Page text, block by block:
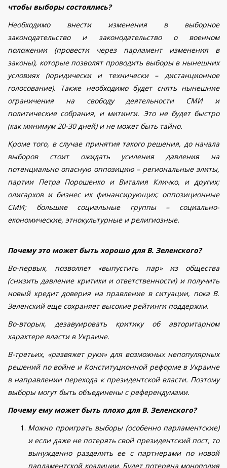
чтобы выборы состоялись?
Необходимо внести изменения в выборное
законодательство и законодательство о военном
положении (провести через парламент изменения в
законы), которые позволят проводить выборы в нынешних
условиях (юридически и технически – дистанционное
голосование). Также необходимо будет снять нынешние
ограничения на свободу деятельности СМИ и
политические собрания, и митинги. Это не будет быстро
(как минимум 20-30 дней) и не может быть тайно.
Кроме того, в случае принятия такого решения, до начала
выборов стоит ожидать усиления давления на
потенциально опасную оппозицию – региональные элиты,
партии Петра Порошенко и Виталия Кличко, и других;
олигархов и бизнес их финансирующих; оппозиционные
СМИ; большие социальные группы – социально-
економические, этнокультурные и религиозные.
Почему это может быть хорошо для В. Зеленского?
Во-первых, позволяет «выпустить пар» из общества
(снизить давление критики и ответственности) и получить
новый кредит доверия на правление в ситуации, пока В.
Зеленский еще сохраняет высокие рейтинги поддержки.
Во-вторых, дезавуировать критику об авторитарном
характере власти в Украине.
В-третьих, «развяжет руки» для возможных непопулярных
решений по войне и Конституционной реформе в Украине
в направлении перехода к президентской власти. Поэтому
выборы могут быть объединены с референдумами.
Почему ему может быть плохо для В. Зеленского?
Можно проиграть выборы (особенно парламентские)
и если даже не потерять свой президентский пост, то
вынужденно разделить ее с партнерами по новой
парламентской коалиции. Будет потеряна монополия